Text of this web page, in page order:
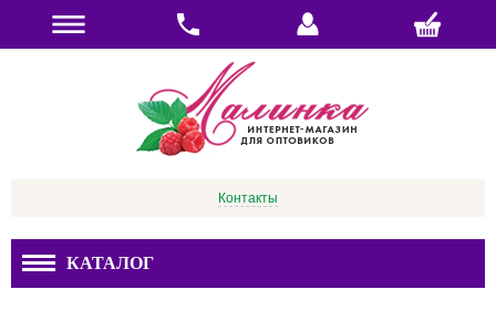
Контакты
КАТАЛОГ